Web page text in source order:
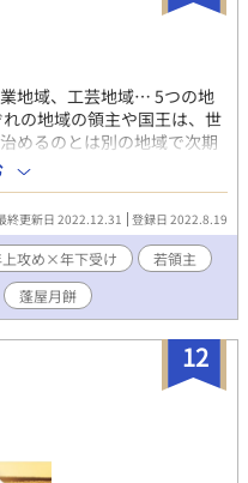
地域、工芸地域… 5つの地
の地域の領主や国王は、世
めるのとは別の地域で次期
工芸地域の領主の息子は酪
青年と意気投合する。 （た
にそういうのでは…そもそ
いやいや、そうじゃない…
ては否定し、否定しては
と惹かれていく若領主だ
は…。
終更新日 2022.12.31 登録日 2022.8.19
攻め×年下受け
若領主
蓬屋月餅
12